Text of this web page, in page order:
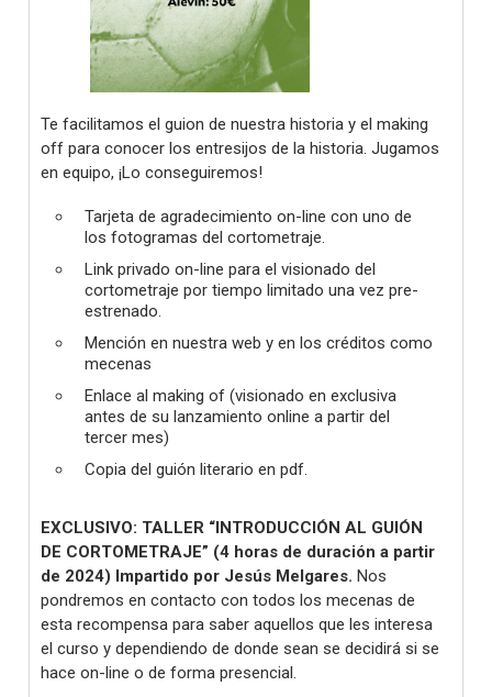
Te facilitamos el guion de nuestra historia y el making
off para conocer los entresijos de la historia. Jugamos
en equipo, ¡Lo conseguiremos!
Tarjeta de agradecimiento on-line con uno de
los fotogramas del cortometraje.
Link privado on-line para el visionado del
cortometraje por tiempo limitado una vez pre-
estrenado.
Mención en nuestra web y en los créditos como
mecenas
Enlace al making of (visionado en exclusiva
antes de su lanzamiento online a partir del
tercer mes)
Copia del guión literario en pdf.
EXCLUSIVO: TALLER “INTRODUCCIÓN AL GUIÓN
DE CORTOMETRAJE” (4 horas de duración a partir
de 2024) Impartido por Jesús Melgares. Nos
pondremos en contacto con todos los mecenas de
esta recompensa para saber aquellos que les interesa
el curso y dependiendo de donde sean se decidirá si se
hace on-line o de forma presencial.